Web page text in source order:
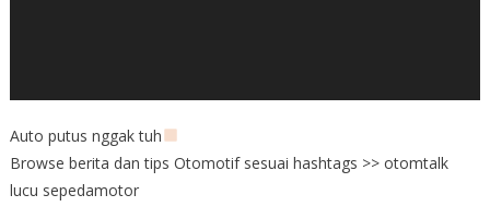
Auto putus nggak tuh
Browse berita dan tips Otomotif sesuai hashtags >> otomtalk
lucu sepedamotor